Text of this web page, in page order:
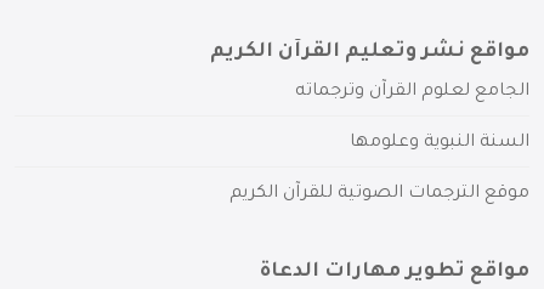
مواقع نشر وتعليم القرآن الكريم
الجامع لعلوم القرآن وترجماته
السنة النبوية وعلومها
موقع الترجمات الصوتية للقرآن الكريم
مواقع تطوير مهارات الدعاة